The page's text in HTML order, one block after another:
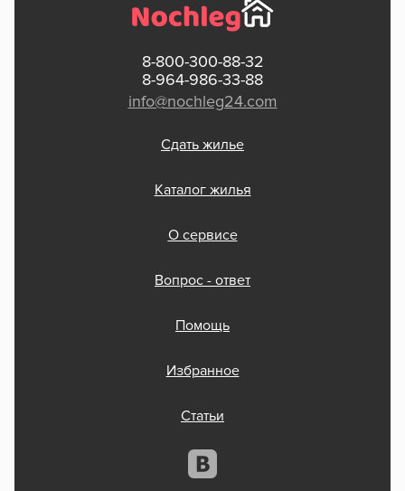
8-800-300-88-32
8-964-986-33-88
info@nochleg24.com
Сдать жилье
Каталог жилья
О сервисе
Вопрос - ответ
Помощь
Избранное
Статьи